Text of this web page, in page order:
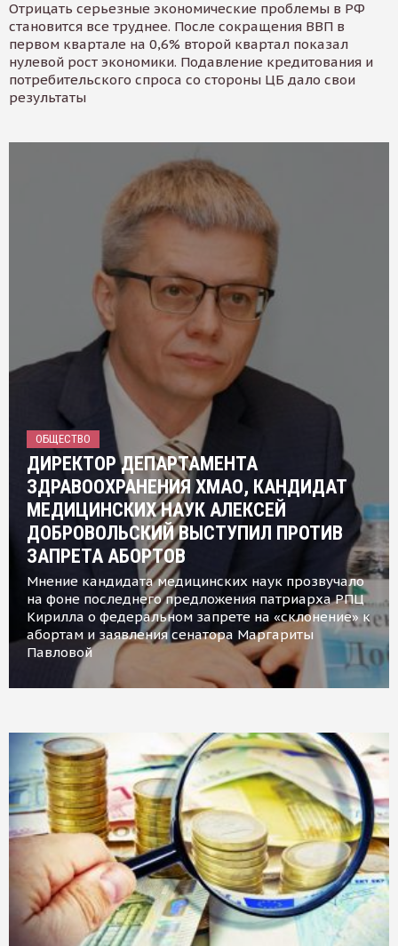
Отрицать серьезные экономические проблемы в РФ
становится все труднее. После сокращения ВВП в
первом квартале на 0,6% второй квартал показал
нулевой рост экономики. Подавление кредитования и
потребительского спроса со стороны ЦБ дало свои
результаты
ОБЩЕСТВО
ДИРЕКТОР ДЕПАРТАМЕНТА
ЗДРАВООХРАНЕНИЯ ХМАО, КАНДИДАТ
МЕДИЦИНСКИХ НАУК АЛЕКСЕЙ
ДОБРОВОЛЬСКИЙ ВЫСТУПИЛ ПРОТИВ
ЗАПРЕТА АБОРТОВ
Мнение кандидата медицинских наук прозвучало
на фоне последнего предложения патриарха РПЦ
Кирилла о федеральном запрете на «склонение» к
абортам и заявления сенатора Маргариты
Павловой